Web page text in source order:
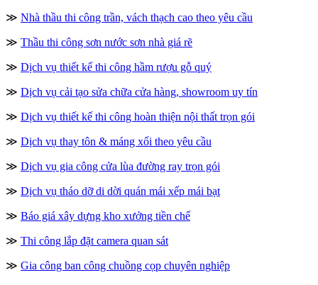
≫ Nhà thầu thi công trần, vách thạch cao theo yêu cầu
≫ Thầu thi công sơn nước sơn nhà giá rẽ
≫ Dịch vụ thiết kế thi công hầm rượu gỗ quý
≫ Dịch vụ cải tạo sửa chữa cửa hàng, showroom uy tín
≫ Dịch vụ thiết kế thi công hoàn thiện nội thất trọn gói
≫ Dịch vụ thay tôn & máng xối theo yêu cầu
≫ Dịch vụ gia công cửa lùa đường ray trọn gói
≫ Dịch vụ tháo dỡ di dời quán mái xếp mái bạt
≫ Báo giá xây dựng kho xưởng tiền chế
≫ Thi công lắp đặt camera quan sát
≫ Gia công ban công chuồng cọp chuyên nghiệp